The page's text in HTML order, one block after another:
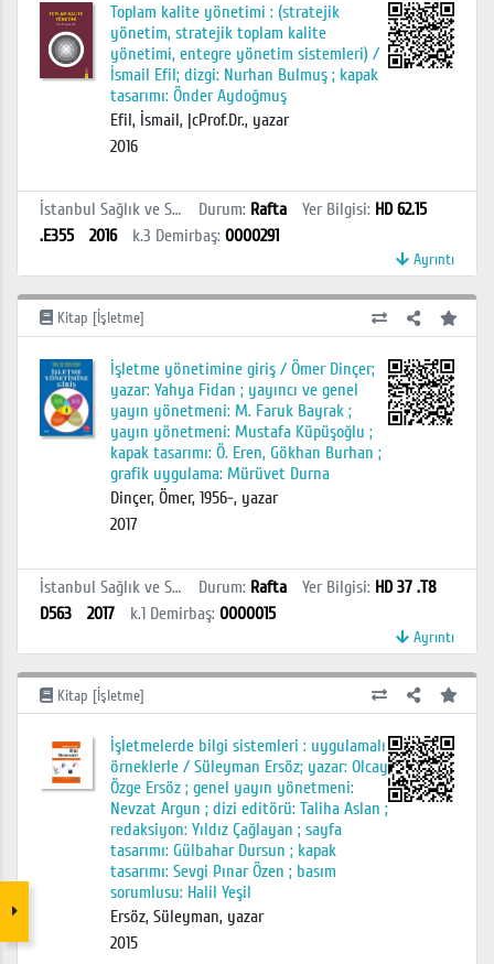
Toplam kalite yönetimi : (stratejik
yönetim, stratejik toplam kalite
yönetimi, entegre yönetim sistemleri) /
İsmail Efil; dizgi: Nurhan Bulmuş ; kapak
tasarımı: Önder Aydoğmuş
Efil, İsmail, |cProf.Dr., yazar
2016
İstanbul Sağlık ve Sosyal Bilimler MYO Kütüphanesi Durum: Rafta Yer Bilgisi: HD 62.15
.E355
2016 k.3 Demirbaş: 0000291
Ayrıntı
Kitap [İşletme]
İşletme yönetimine giriş / Ömer Dinçer;
yazar: Yahya Fidan ; yayıncı ve genel
yayın yönetmeni: M. Faruk Bayrak ;
yayın yönetmeni: Mustafa Küpüşoğlu ;
kapak tasarımı: Ö. Eren, Gökhan Burhan ;
grafik uygulama: Mürüvet Durna
Dinçer, Ömer, 1956-, yazar
2017
İstanbul Sağlık ve Sosyal Bilimler MYO Kütüphanesi Durum: Rafta Yer Bilgisi: HD 37 .T8
D563
2017 k.1 Demirbaş: 0000015
Ayrıntı
Kitap [İşletme]
İşletmelerde bilgi sistemleri : uygulamalı
örneklerle / Süleyman Ersöz; yazar: Olcay
Özge Ersöz ; genel yayın yönetmeni:
Nevzat Argun ; dizi editörü: Taliha Aslan ;
redaksiyon: Yıldız Çağlayan ; sayfa
tasarımı: Gülbahar Dursun ; kapak
tasarımı: Sevgi Pınar Özen ; basım
sorumlusu: Halil Yeşil
Ersöz, Süleyman, yazar
2015